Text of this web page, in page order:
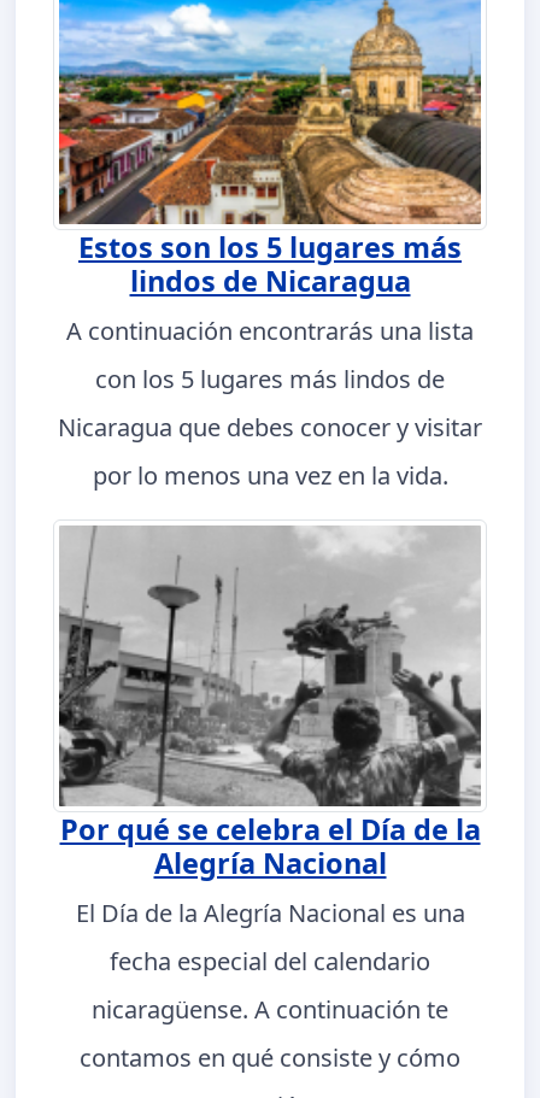
Estos son los 5 lugares más
lindos de Nicaragua
A continuación encontrarás una lista
con los 5 lugares más lindos de
Nicaragua que debes conocer y visitar
por lo menos una vez en la vida.
Por qué se celebra el Día de la
Alegría Nacional
El Día de la Alegría Nacional es una
fecha especial del calendario
nicaragüense. A continuación te
contamos en qué consiste y cómo